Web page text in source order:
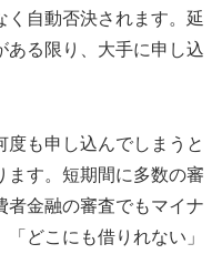
く自動否決されます。延
ある限り、大手に申し込
度も申し込んでしまうと
ます。短期間に多数の審
者金融の審査でもマイナ
どこにも借りれない」